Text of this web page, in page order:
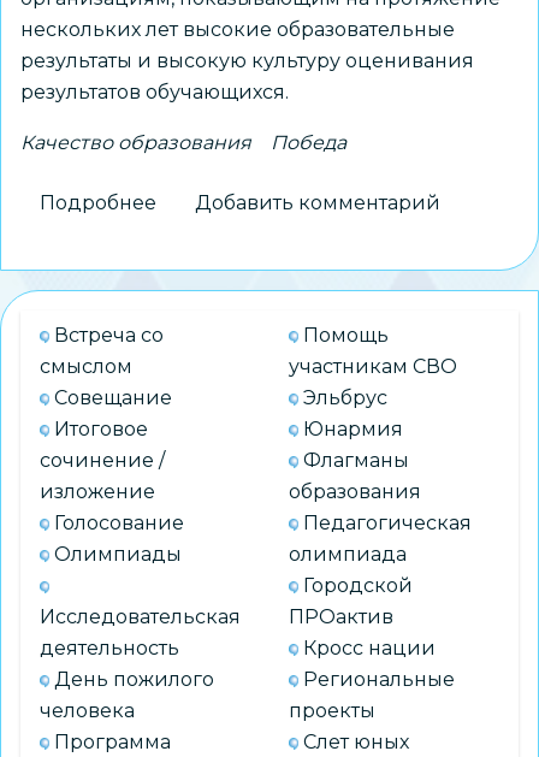
нескольких лет высокие образовательные
результаты и высокую культуру оценивания
результатов обучающихся.
Качество образования Победа
Подробнее
организации
Новосибирска
получили
качества
Всероссийской
конференции
Добавить комментарий
Встреча со
смыслом
Совещание
Итоговое
сочинение /
изложение
Голосование
Олимпиады
Исследовательская
деятельность
День пожилого
человека
Программа
Помощь
участникам СВО
Эльбрус
Юнармия
Флагманы
образования
Педагогическая
олимпиада
Городской
ПРОактив
Кросс нации
Региональные
проекты
Слет юных